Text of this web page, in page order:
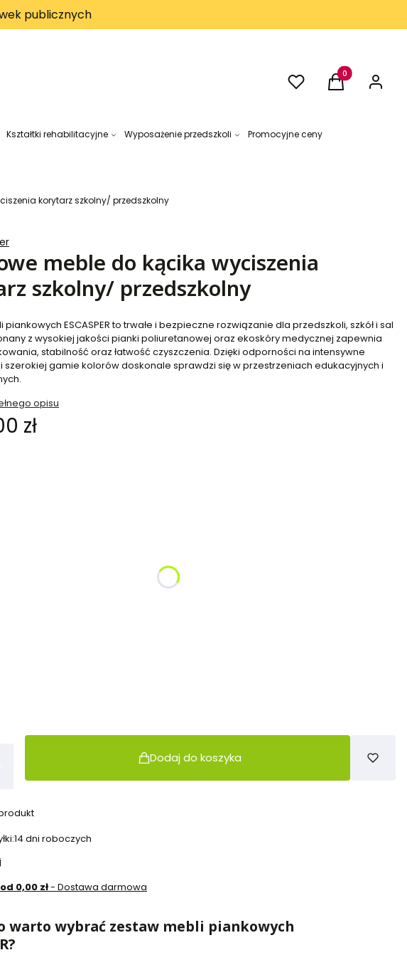
publicznych
UlubioneProdukty w
Koszyk Zaloguj
Kształtki rehabilitacyjne Wyposażenie przedszkoli
Promocyjne ceny
korytarz szkolny/ przedszkolny
meble do kącika wyciszenia
szkolny/ przedszkolny
piankowych ESCASPER to trwałe i bezpieczne rozwiązanie dla przedszkoli, szkół i sal
z wysokiej jakości pianki poliuretanowej oraz ekoskóry medycznej zapewnia
stabilność oraz łatwość czyszczenia. Dzięki odporności na intensywne
szerokiej gamie kolorów doskonale sprawdzi się w przestrzeniach edukacyjnych i
opisu
zł
Dodaj do koszyka
14 dni roboczych
od 0,00 zł- Dostawa darmowa
warto wybrać zestaw mebli piankowych